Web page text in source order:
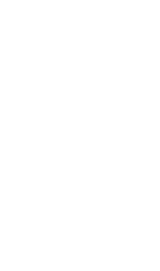
销模式。相比于其他市场营销模式，在微信上
营销。
带来的变化。网络论坛因其独特的特点，正成
网站上上传视频，但是我们现在抖音和快手等
传有趣的短视频进行营销可以更快地获得更好
的信息，然后定期发送客户发件人所需的邮件
业应该结合自己产品的音调，从用户的角度进